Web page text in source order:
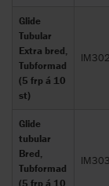
Glide
Tubular
Extra bred,
Tubformad
(5 frp á 10
st)
IM302
Glide
tubular
Bred,
Tubformad
(5 frp á 10
IM303